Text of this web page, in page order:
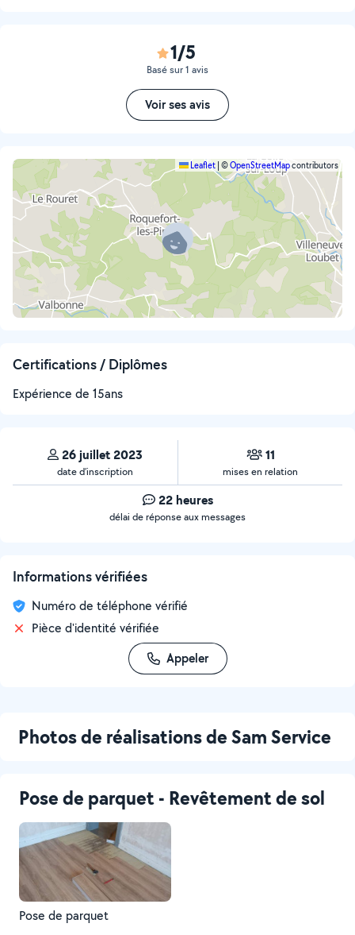
1/5
Basé sur 1 avis
Voir ses avis
Leaflet ©OpenStreetMapcontributors
Certifications / Diplômes
Expérience de 15ans
26 juillet 2023
date d’inscription
11
mises en relation
22 heures
délai de réponse aux messages
Informations vérifiées
Numéro de téléphone vérifié
Pièce d'identité vérifiée
Appeler
Photos de réalisations de Sam Service
Pose de parquet - Revêtement de sol
Pose de parquet